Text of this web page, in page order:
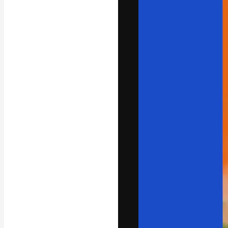
La plataforma
trabajo. Más
entre